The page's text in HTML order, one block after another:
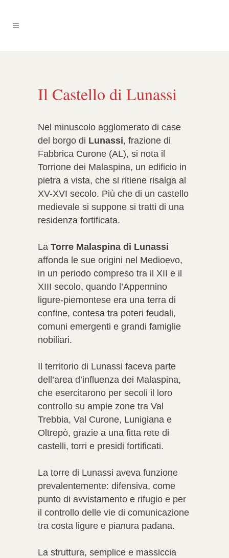
Il Castello di Lunassi
Nel minuscolo agglomerato di case
del borgo di Lunassi, frazione di
Fabbrica Curone (AL), si nota il
Torrione dei Malaspina, un edificio in
pietra a vista, che si ritiene risalga al
XV-XVI secolo. Più che di un castello
medievale si suppone si tratti di una
residenza fortificata.
La Torre Malaspina di Lunassi
affonda le sue origini nel Medioevo,
in un periodo compreso tra il XII e il
XIII secolo, quando l’Appennino
ligure-piemontese era una terra di
confine, contesa tra poteri feudali,
comuni emergenti e grandi famiglie
nobiliari.
Il territorio di Lunassi faceva parte
dell’area d’influenza dei Malaspina,
che esercitarono per secoli il loro
controllo su ampie zone tra Val
Trebbia, Val Curone, Lunigiana e
Oltrepò, grazie a una fitta rete di
castelli, torri e presidi fortificati.
La torre di Lunassi aveva funzione
prevalentemente: difensiva, come
punto di avvistamento e rifugio e per
il controllo delle vie di comunicazione
tra costa ligure e pianura padana.
La struttura, semplice e massiccia